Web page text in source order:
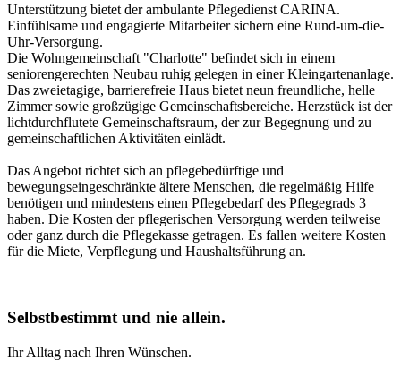
Unterstützung bietet der ambulante Pflegedienst CARINA.
Einfühlsame und engagierte Mitarbeiter sichern eine Rund-um-die-
Uhr-Versorgung.
Die Wohngemeinschaft "Charlotte" befindet sich in einem
seniorengerechten Neubau ruhig gelegen in einer Kleingartenanlage.
Das zweietagige, barrierefreie Haus bietet neun freundliche, helle
Zimmer sowie großzügige Gemeinschaftsbereiche. Herzstück ist der
lichtdurchflutete Gemeinschaftsraum, der zur Begegnung und zu
gemeinschaftlichen Aktivitäten einlädt.
Das Angebot richtet sich an pflegebedürftige und
bewegungseingeschränkte ältere Menschen, die regelmäßig Hilfe
benötigen und mindestens einen Pflegebedarf des Pflegegrads 3
haben. Die Kosten der pflegerischen Versorgung werden teilweise
oder ganz durch die Pflegekasse getragen. Es fallen weitere Kosten
für die Miete, Verpflegung und Haushaltsführung an.
Selbstbestimmt und nie allein.
Ihr Alltag nach Ihren Wünschen.